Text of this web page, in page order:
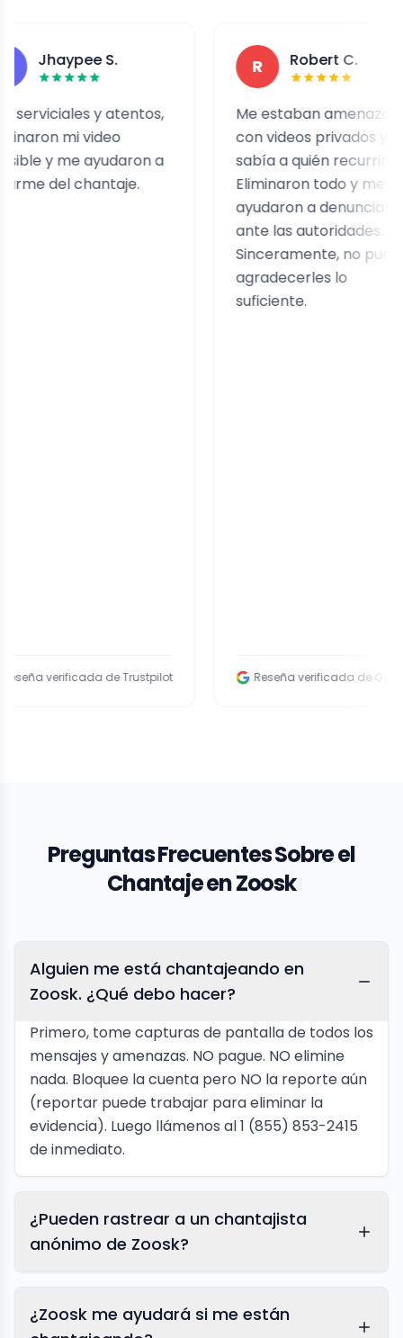
S.
y atentos,
mi video
me ayudaron a
chantaje.
de Trustpilot
Robert C.
Me estaban amenazando
con videos privados y no
sabía a quién recurrir.
Eliminaron todo y me
ayudaron a denunciarlo
ante las autoridades.
Sinceramente, no puedo
agradecerles lo
suficiente.
Reseña verificada de Google
Preguntas Frecuentes Sobre el
Chantaje en Zoosk
Alguien me está chantajeando en
Zoosk. ¿Qué debo hacer?
Primero, tome capturas de pantalla de todos los
mensajes y amenazas. NO pague. NO elimine
nada. Bloquee la cuenta pero NO la reporte aún
(reportar puede trabajar para eliminar la
evidencia). Luego llámenos al 1 (855) 853-2415
de inmediato.
¿Pueden rastrear a un chantajista
anónimo de Zoosk?
¿Zoosk me ayudará si me están